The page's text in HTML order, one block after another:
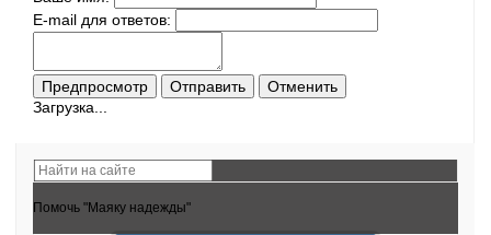
E-mail для ответов:
Загрузка...
Помочь "Маяку надежды"